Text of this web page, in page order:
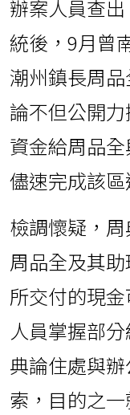
辦案人員查
統後，9月曾
潮州鎮長周
論不但公開
資金給周品
儘速完成該區
檢調懷疑，
周品全及其
所交付的現
人員掌握部
典論住處與
索，目的之